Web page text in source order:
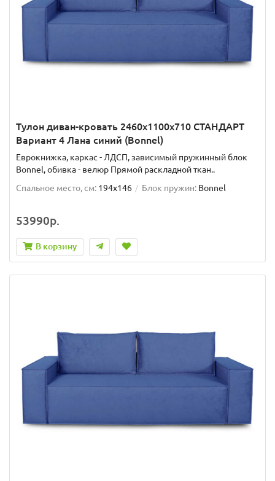
Тулон диван-кровать 2460х1100х710 СТАНДАРТ
Вариант 4 Лана синий (Bonnel)
Еврокнижка, каркас - ЛДСП, зависимый пружинный блок
Bonnel, обивка - велюр Прямой раскладной ткан..
Спальное место, см: 194x146 Блок пружин: Bonnel
53990р.
В корзину